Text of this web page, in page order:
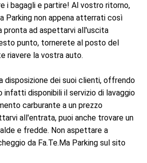
i bagagli e partire! Al vostro ritorno,
Parking non appena atterrati così
ad aspettarvi all'uscita
punto, tornerete al posto del
riavere la vostra auto.
disposizione dei suoi clienti, offrendo
infatti disponibili il servizio di lavaggio
carburante a un prezzo
all'entrata, puoi anche trovare un
e fredde. Non aspettare a
da Fa.Te.Ma Parking sul sito